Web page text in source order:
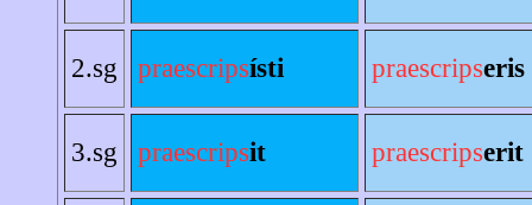
2.sg praescripsísti praescripseris
3.sg praescripsit praescripserit